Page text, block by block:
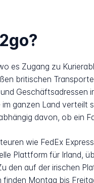
es Zugang zu
britischen
Geschäftsadressen
ganzen Land verteilt
davon, ob ein
wie FedEx
Plattform für Irland,
den auf der irischen
Montag bis